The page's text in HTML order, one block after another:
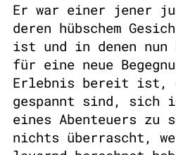
Er war einer jener
deren hübschem
ist und in denen nun
für eine neue
Erlebnis bereit ist,
gespannt sind, sich
eines Abenteuers zu
nichts überrascht,